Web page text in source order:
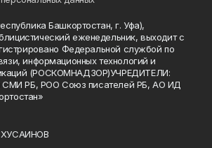
Башкортостан, г. Уфа),
еженедельник, выходит с
Федеральной службой по
информационных технологий и
(РОСКОМНАДЗОР)УЧРЕДИТЕЛИ:
СМИ РБ, РОО Союз писателей РБ, АО ИД
ХУСАИНОВ